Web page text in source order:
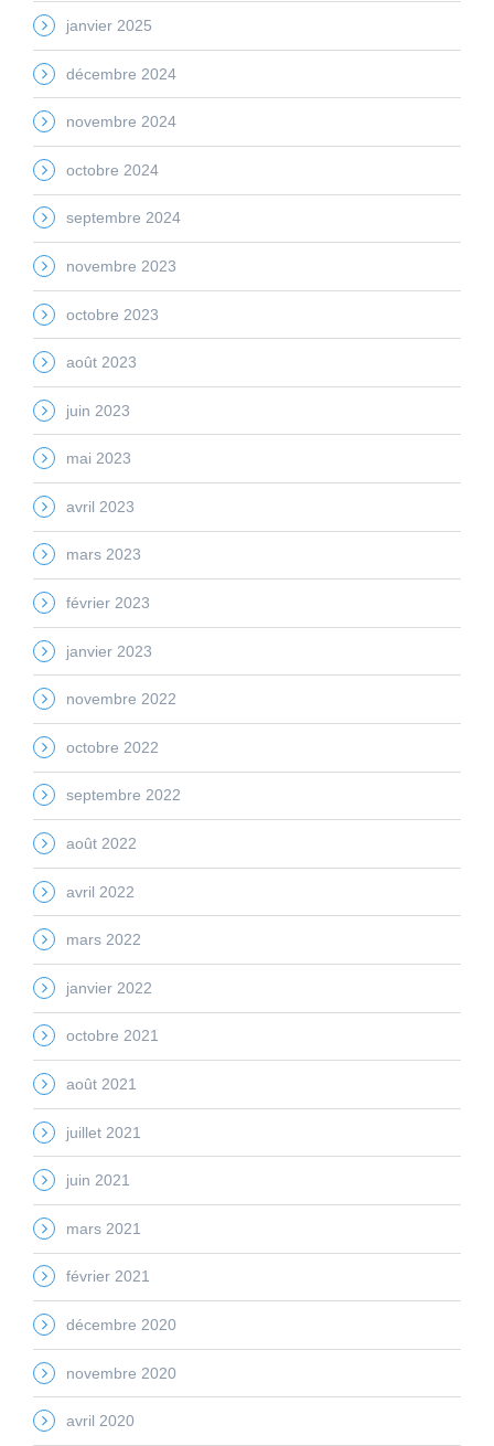
janvier 2025
décembre 2024
novembre 2024
octobre 2024
septembre 2024
novembre 2023
octobre 2023
août 2023
juin 2023
mai 2023
avril 2023
mars 2023
février 2023
janvier 2023
novembre 2022
octobre 2022
septembre 2022
août 2022
avril 2022
mars 2022
janvier 2022
octobre 2021
août 2021
juillet 2021
juin 2021
mars 2021
février 2021
décembre 2020
novembre 2020
avril 2020